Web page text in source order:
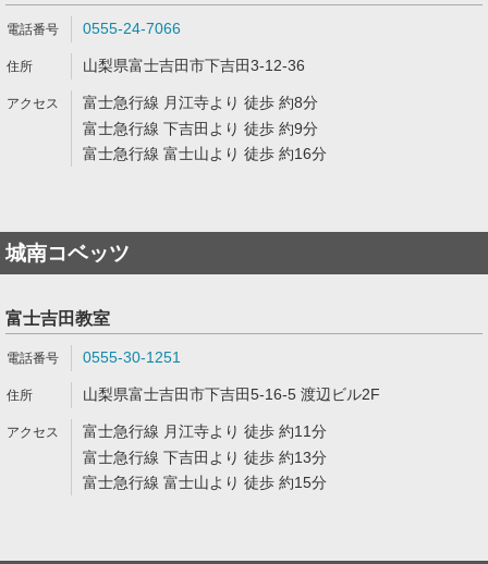
0555-24-7066
山梨県富士吉田市下吉田3-12-36
富士急行線 月江寺より 徒歩 約8分
富士急行線 下吉田より 徒歩 約9分
富士急行線 富士山より 徒歩 約16分
城南コベッツ
富士吉田教室
0555-30-1251
山梨県富士吉田市下吉田5-16-5 渡辺ビル2F
富士急行線 月江寺より 徒歩 約11分
富士急行線 下吉田より 徒歩 約13分
富士急行線 富士山より 徒歩 約15分